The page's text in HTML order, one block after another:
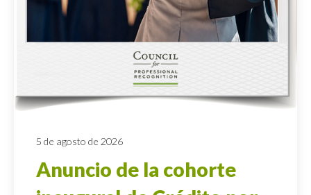
5 de agosto de 2026
Anuncio de la cohorte